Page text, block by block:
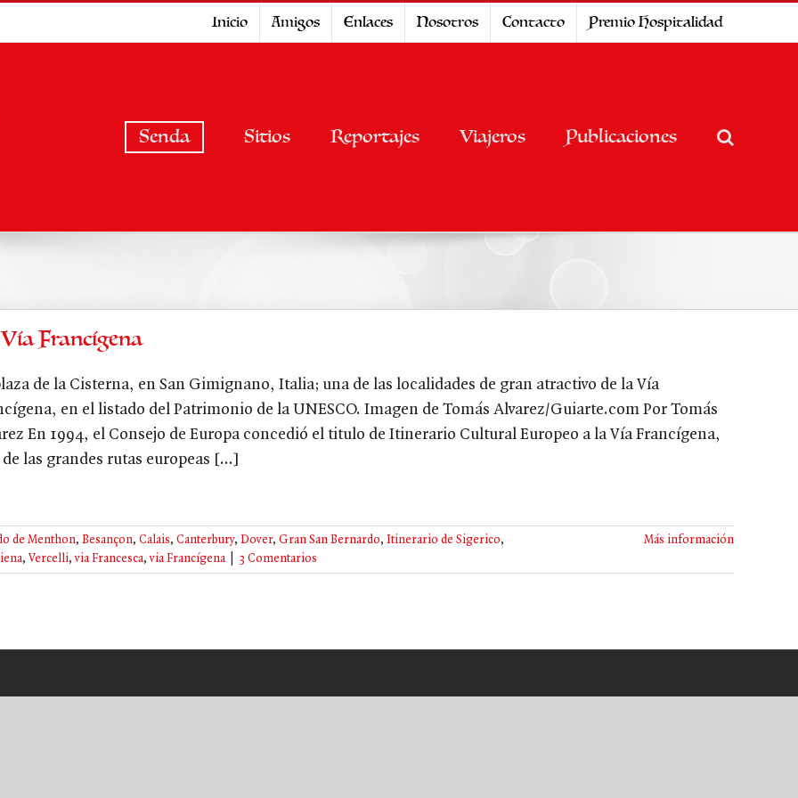
Inicio Amigos Enlaces Nosotros Contacto Premio Hospitalidad
Senda Sitios Reportajes Viajeros Publicaciones
Francígena
de la Cisterna, en San Gimignano, Italia; una de las localidades de gran atractivo de la Vía
en el listado del Patrimonio de la UNESCO. Imagen de Tomás Alvarez/Guiarte.com Por Tomás
En 1994, el Consejo de Europa concedió el titulo de Itinerario Cultural Europeo a la Vía Francígena,
las grandes rutas europeas [...]
de Menthon, Besançon, Calais, Canterbury, Dover, Gran San Bernardo, Itinerario de Sigerico,
, Vercelli,via Francesca,via Francígena 3 Comentarios
Más información